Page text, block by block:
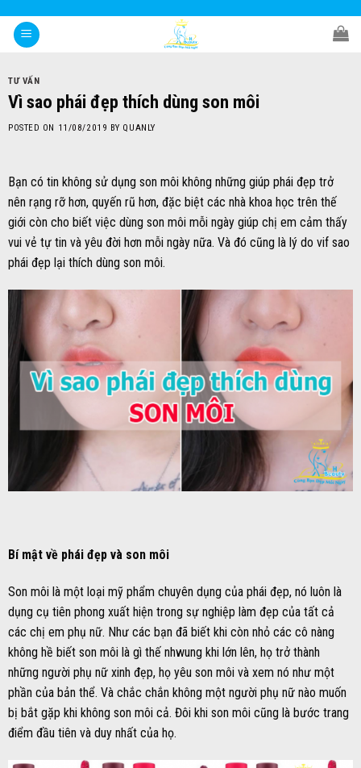
content
TƯ VẤN
Vì sao phái đẹp thích dùng son môi
POSTED ON 11/08/2019 BY QUANLY
Bạn có tin không sử dụng son môi không những giúp phái đẹp trở
nên rạng rỡ hơn, quyến rũ hơn, đặc biệt các nhà khoa học trên thế
giới còn cho biết việc dùng son môi mỗi ngày giúp chị em cảm thấy
vui vẻ tự tin và yêu đời hơn mỗi ngày nữa. Và đó cũng là lý do vif sao
phái đẹp lại thích dùng son môi.
Bí mật về phái đẹp và son môi
Son môi là một loại mỹ phẩm chuyên dụng của phái đẹp, nó luôn là
dụng cụ tiên phong xuất hiện trong sự nghiệp làm đẹp của tất cả
các chị em phụ nữ. Như các bạn đã biết khi còn nhỏ các cô nàng
không hề biết son môi là gì thế nhwung khi lớn lên, họ trở thành
những người phụ nữ xinh đẹp, họ yêu son môi và xem nó như một
phần của bản thể. Và chắc chắn không một người phụ nữ nào muốn
bị bắt gặp khi không son môi cả. Đôi khi son môi cũng là bước trang
điểm đầu tiên và duy nhất của họ.